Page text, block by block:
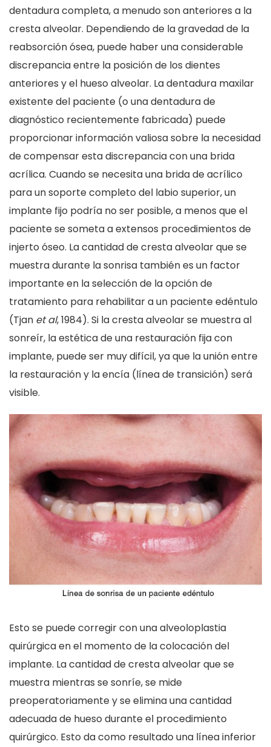
dentadura completa, a menudo son anteriores a la
cresta alveolar. Dependiendo de la gravedad de la
reabsorción ósea, puede haber una considerable
discrepancia entre la posición de los dientes
anteriores y el hueso alveolar. La dentadura maxilar
existente del paciente (o una dentadura de
diagnóstico recientemente fabricada) puede
proporcionar información valiosa sobre la necesidad
de compensar esta discrepancia con una brida
acrílica. Cuando se necesita una brida de acrílico
para un soporte completo del labio superior, un
implante fijo podría no ser posible, a menos que el
paciente se someta a extensos procedimientos de
injerto óseo. La cantidad de cresta alveolar que se
muestra durante la sonrisa también es un factor
importante en la selección de la opción de
tratamiento para rehabilitar a un paciente edéntulo
(Tjan et al, 1984). Si la cresta alveolar se muestra al
sonreír, la estética de una restauración fija con
implante, puede ser muy difícil, ya que la unión entre
la restauración y la encía (línea de transición) será
visible.
Esto se puede corregir con una alveoloplastia
quirúrgica en el momento de la colocación del
implante. La cantidad de cresta alveolar que se
muestra mientras se sonríe, se mide
preoperatoriamente y se elimina una cantidad
adecuada de hueso durante el procedimiento
quirúrgico. Esto da como resultado una línea inferior